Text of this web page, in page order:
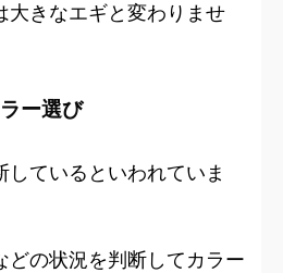
大きなエギと変わりませ
ー選び
しているといわれていま
どの状況を判断してカラー